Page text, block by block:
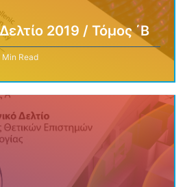
2019 / Τόμος ΄Β
Min Read